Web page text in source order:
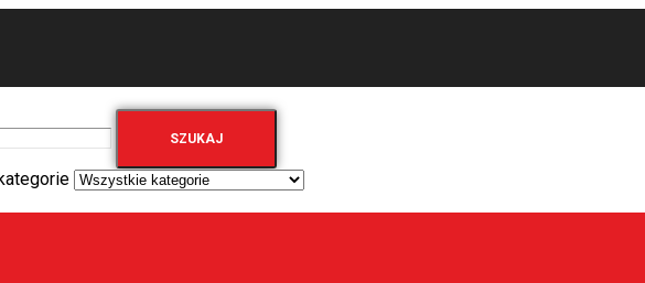
SZUKAJ